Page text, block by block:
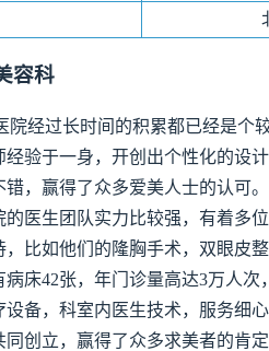
容科
院经过长时间的积累都已经是个
验于一身，开创出个性化的设
，赢得了众多爱美人士的认可
医生团队实力比较强，有着多
比如他们的隆胸手术，双眼皮
床42张，年门诊量高达3万人
备，科室内医生技术，服务细
创立，赢得了众多求美者的肯